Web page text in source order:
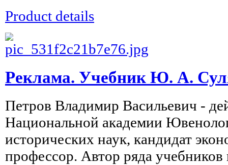
Product details
Реклама. Учебник Ю. А.
Петров Владимир Васильевич -
Национальной академии
исторических наук, кандидат
профессор. Автор ряда